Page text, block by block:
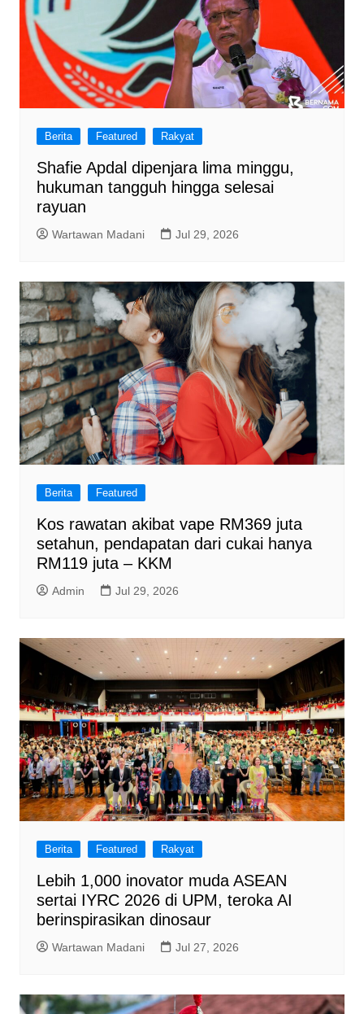
Berita Featured Rakyat
Shafie Apdal dipenjara lima minggu,
hukuman tangguh hingga selesai
rayuan
Wartawan Madani Jul 29, 2026
Berita Featured
Kos rawatan akibat vape RM369 juta
setahun, pendapatan dari cukai hanya
RM119 juta – KKM
Admin Jul 29, 2026
Berita Featured Rakyat
Lebih 1,000 inovator muda ASEAN
sertai IYRC 2026 di UPM, teroka AI
berinspirasikan dinosaur
Wartawan Madani Jul 27, 2026